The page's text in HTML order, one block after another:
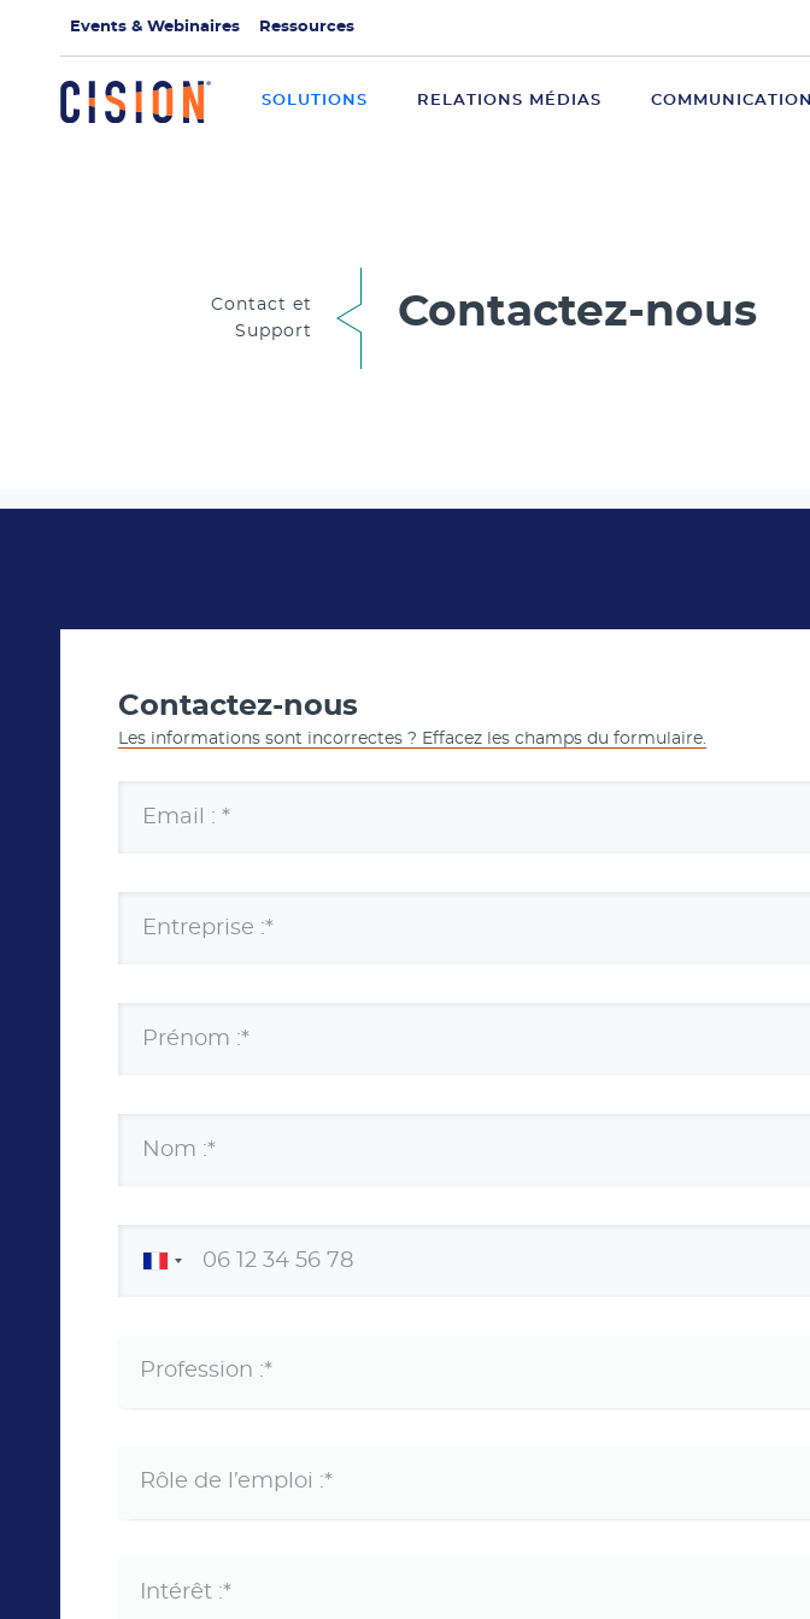
Events & Webinaires Ressources
SOLUTIONS RELATIONS MÉDIAS COMMUNICATION
Contact et
Support
Contactez-nous
Contactez-nous
Les informations sont incorrectes ? Effacez les champs du formulaire.
Email : *
Entreprise :*
Prénom :*
Nom :*